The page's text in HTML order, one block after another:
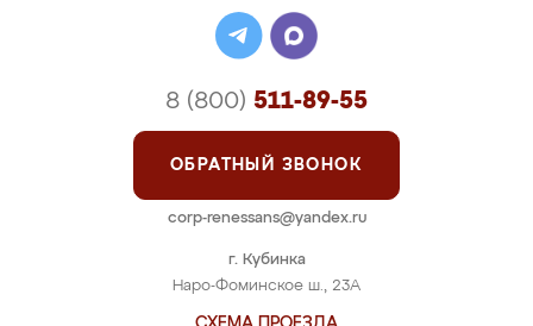
г. Кубинка
Наро-Фоминское ш., 23А
8 (800) 511-89-55
ОБРАТНЫЙ ЗВОНОК
corp-renessans@yandex.ru